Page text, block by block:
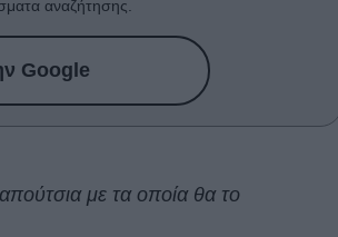
αναζήτησης.
Google
με τα οποία θα το